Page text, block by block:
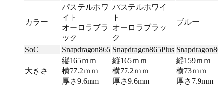
カラー
パステルホワ
イト
オーロラブラ
ック
パステルホワイ
ト
オーロラブラッ
ク
ブルー
SoC Snapdragon865 Snapdragon865Plus
大きさ
縦165ｍｍ
横77.2ｍｍ
厚さ9.6mm
縦165ｍｍ
横77.2ｍｍ
厚さ9.6mm
縦159ｍｍ
横73ｍｍ
厚さ7.9mm